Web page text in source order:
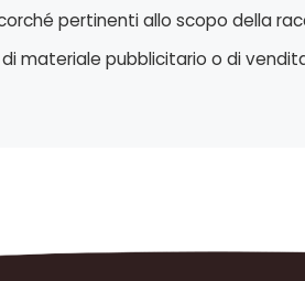
pertinenti allo scopo della
materiale pubblicitario o di